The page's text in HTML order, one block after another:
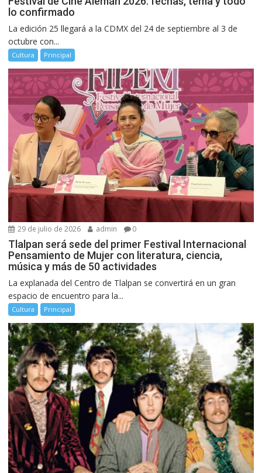
lo confirmado
La edición 25 llegará a la CDMX del 24 de septiembre al 3 de
octubre con...
Cultura Principal
29 de julio de 2026 admin 0
Tlalpan será sede del primer Festival Internacional
Pensamiento de Mujer con literatura, ciencia,
música y más de 50 actividades
La explanada del Centro de Tlalpan se convertirá en un gran
espacio de encuentro para la...
Cultura Principal